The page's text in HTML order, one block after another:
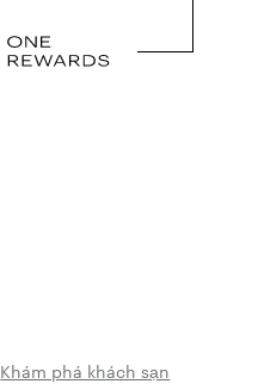
Khám phá khách sạn